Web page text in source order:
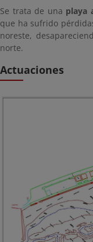
Se trata de una playa
que ha sufrido
noreste,
norte.
Actuaciones